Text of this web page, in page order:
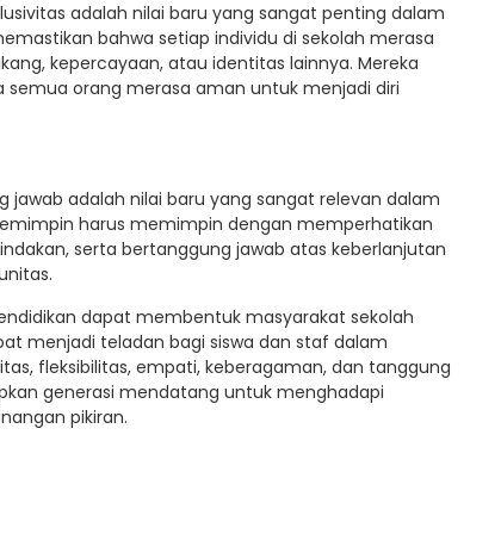
adalah nilai baru yang sangat penting dalam
bahwa setiap individu di sekolah merasa
kepercayaan, atau identitas lainnya. Mereka
orang merasa aman untuk menjadi diri
adalah nilai baru yang sangat relevan dalam
harus memimpin dengan memperhatikan
serta bertanggung jawab atas keberlanjutan
dapat membentuk masyarakat sekolah
menjadi teladan bagi siswa dan staf dalam
fleksibilitas, empati, keberagaman, dan tanggung
generasi mendatang untuk menghadapi
pikiran.